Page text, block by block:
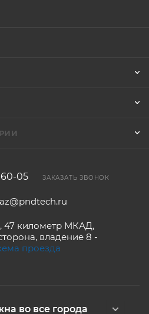
60-05 ЗАКАЗАТЬ ЗВОНОК
47 километр МКАД,
владение 8 -
проезда
во все города